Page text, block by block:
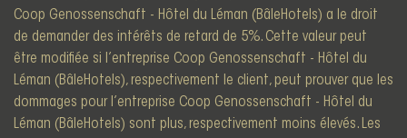
Coop Genossenschaft - Hôtel du Léman (BâleHotels) a le droit
de demander des intérêts de retard de 5%. Cette valeur peut
être modifiée si l’entreprise Coop Genossenschaft - Hôtel du
Léman (BâleHotels), respectivement le client, peut prouver que les
dommages pour l’entreprise Coop Genossenschaft - Hôtel du
Léman (BâleHotels) sont plus, respectivement moins élevés. Les